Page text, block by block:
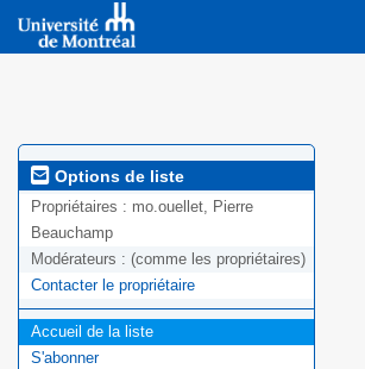
Options de liste
Propriétaires : mo.ouellet, Pierre
Beauchamp
Modérateurs : (comme les propriétaires)
Contacter le propriétaire
Accueil de la liste
S'abonner